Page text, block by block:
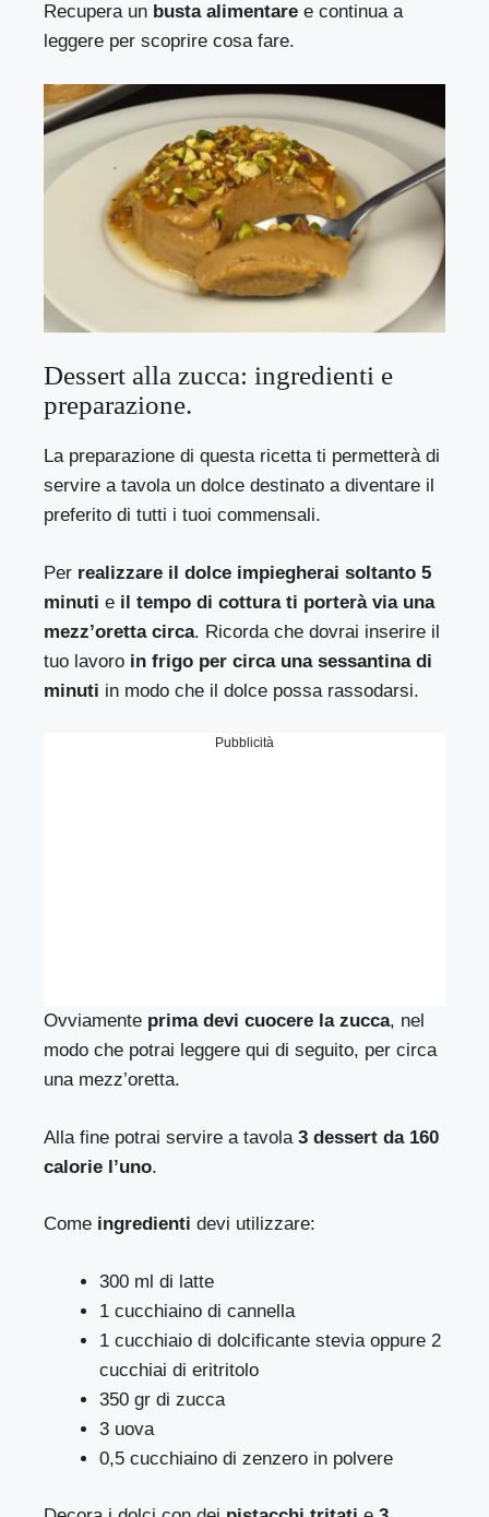
Recupera un busta alimentare e continua a
leggere per scoprire cosa fare.
Dessert alla zucca: ingredienti e
preparazione.
La preparazione di questa ricetta ti permetterà di
servire a tavola un dolce destinato a diventare il
preferito di tutti i tuoi commensali.
Per realizzare il dolce impiegherai soltanto 5
minuti e il tempo di cottura ti porterà via una
mezz’oretta circa. Ricorda che dovrai inserire il
tuo lavoro in frigo per circa una sessantina di
minuti in modo che il dolce possa rassodarsi.
Pubblicità
Ovviamente prima devi cuocere la zucca, nel
modo che potrai leggere qui di seguito, per circa
una mezz’oretta.
Alla fine potrai servire a tavola3 dessert da 160
calorie l’uno.
Come ingredienti devi utilizzare:
300 ml di latte
1 cucchiaino di cannella
1 cucchiaio di dolcificante stevia oppure 2
cucchiai di eritritolo
350 gr di zucca
3 uova
0,5 cucchiaino di zenzero in polvere